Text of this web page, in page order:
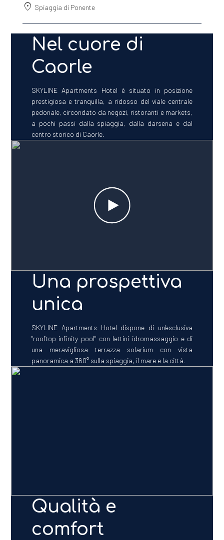
location_on Spiaggia di Ponente
Nel cuore di
Caorle
SKYLINE Apartments Hotel è situato in posizione
prestigiosa e tranquilla, a ridosso del viale centrale
pedonale, circondato da negozi, ristoranti e markets,
a pochi passi dalla spiaggia, dalla darsena e dal
centro storico di Caorle.
Una prospettiva
unica
SKYLINE Apartments Hotel dispone di un'esclusiva
"rooftop infinity pool" con lettini idromassaggio e di
una meravigliosa terrazza solarium con vista
panoramica a 360° sulla spiaggia, il mare e la città.
Qualità e
comfort